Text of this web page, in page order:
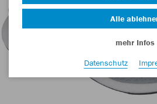
Alle
mehr Infos
Datenschutz